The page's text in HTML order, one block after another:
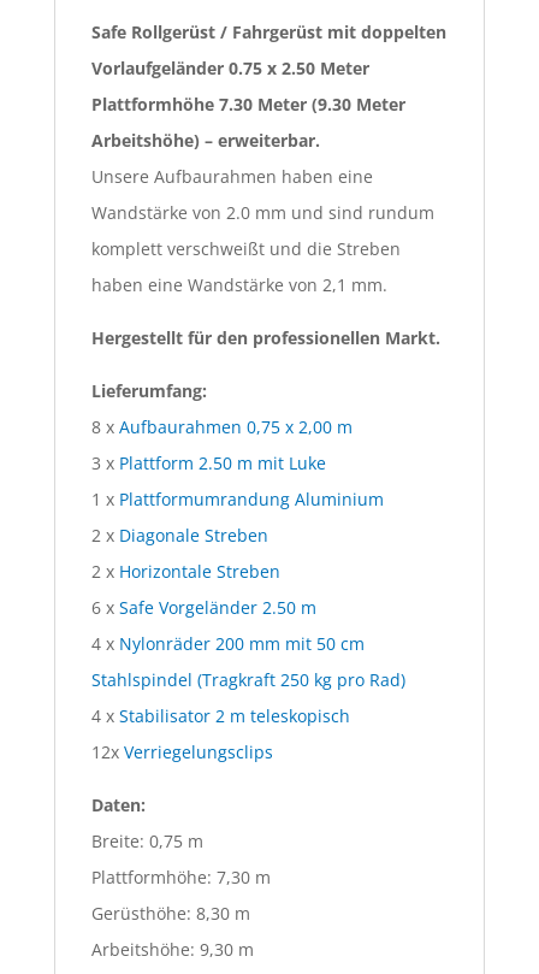
Safe Rollgerüst / Fahrgerüst mit doppelten
Vorlaufgeländer 0.75 x 2.50 Meter
Plattformhöhe 7.30 Meter (9.30 Meter
Arbeitshöhe) – erweiterbar.
Unsere Aufbaurahmen haben eine
Wandstärke von 2.0 mm und sind rundum
komplett verschweißt und die Streben
haben eine Wandstärke von 2,1 mm.
Hergestellt für den professionellen Markt.
Lieferumfang:
8 x Aufbaurahmen 0,75 x 2,00 m
3 xPlattform 2.50 m mit Luke
1 x Plattformumrandung Aluminium
2 x Diagonale Streben
2 x Horizontale Streben
6 xSafe Vorgeländer 2.50 m
4 x Nylonräder 200 mm mit 50 cm
Stahlspindel (Tragkraft 250 kg pro Rad)
4 x Stabilisator 2 m teleskopisch
12x Verriegelungsclips
Daten:
Breite: 0,75 m
Plattformhöhe: 7,30 m
Gerüsthöhe: 8,30 m
Arbeitshöhe: 9,30 m